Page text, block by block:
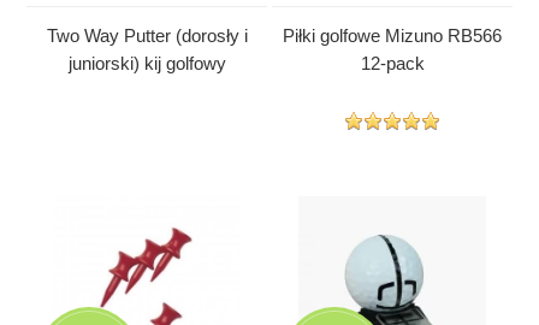
Two Way Putter (dorosły i
juniorski) kij golfowy
Piłki golfowe Mizuno RB566
12-pack